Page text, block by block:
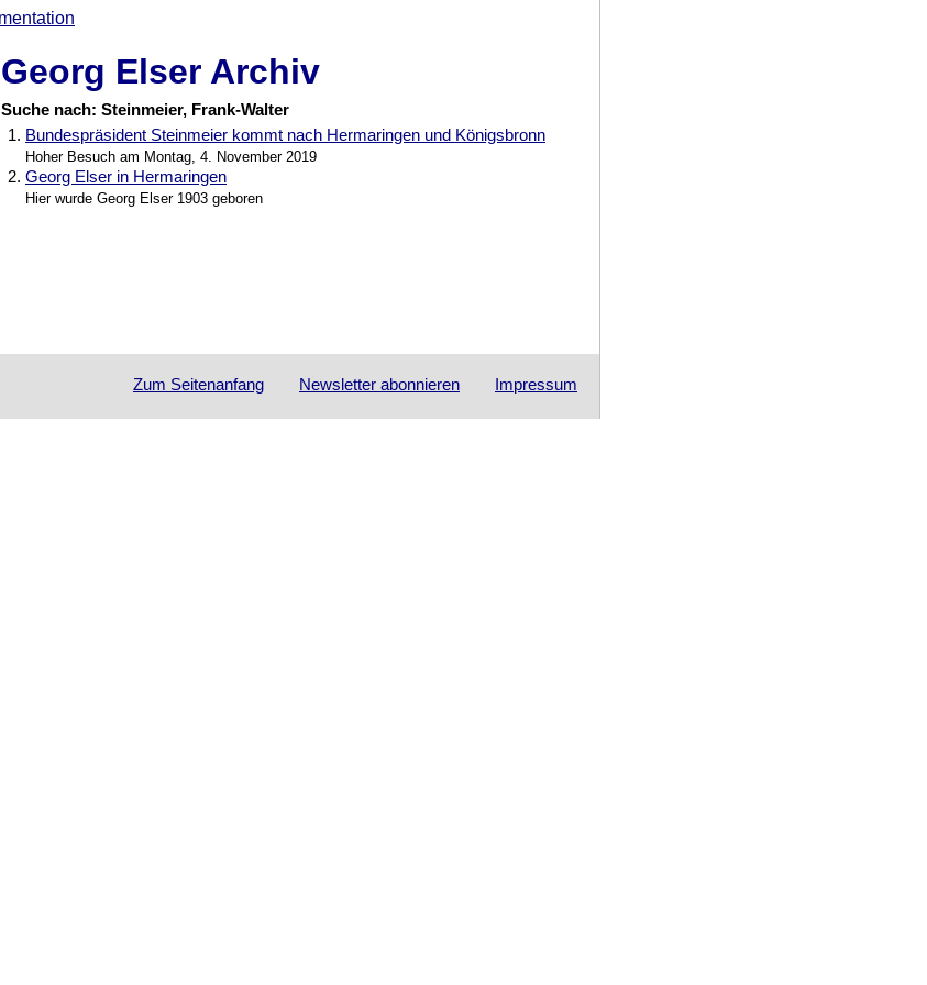
Georg Elser Archiv
Suche nach: Steinmeier, Frank-Walter
1. Bundespräsident Steinmeier kommt nach Hermaringen und Königsbronn
Hoher Besuch am Montag, 4. November 2019
2. Georg Elser in Hermaringen
Hier wurde Georg Elser 1903 geboren
Zum Seitenanfang Newsletter abonnieren Impressum